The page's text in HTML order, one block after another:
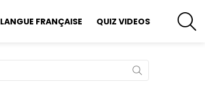
LANGUE FRANÇAISE QUIZ VIDEOS